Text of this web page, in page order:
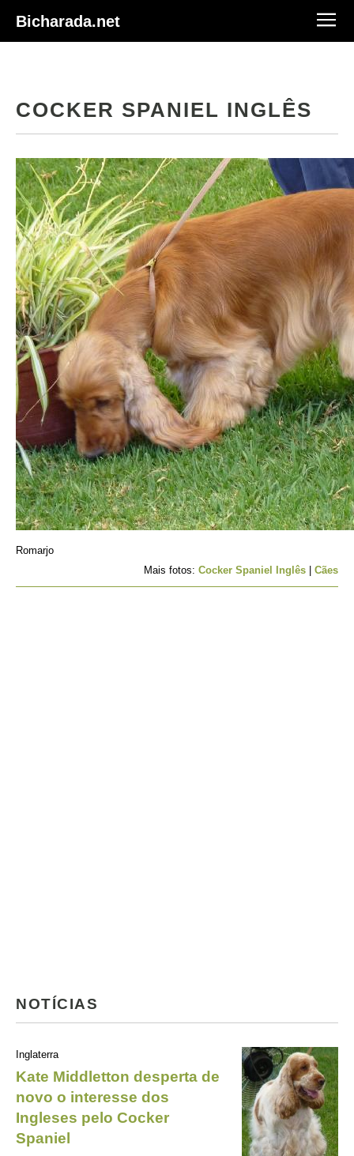
Bicharada.net
COCKER SPANIEL INGLÊS
Romarjo
Mais fotos: Cocker Spaniel Inglês Cães
NOTÍCIAS
Inglaterra
Kate Middletton desperta de
novo o interesse dos
Ingleses pelo Cocker
Spaniel